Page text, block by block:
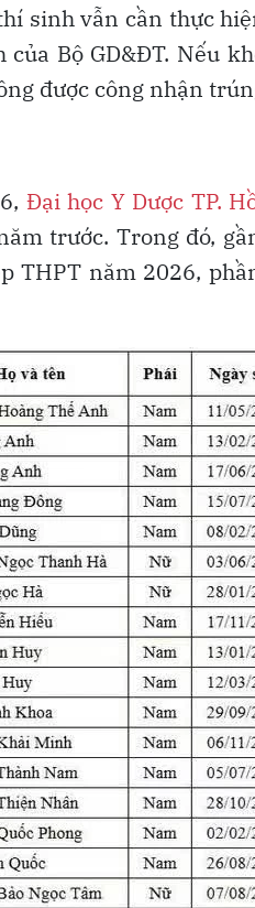
sinh vẫn cần thực
Bộ GD&ĐT. Nếu
được công nhận
Đại học Y Dược TP.
trước. Trong đó,
THPT năm 2026,